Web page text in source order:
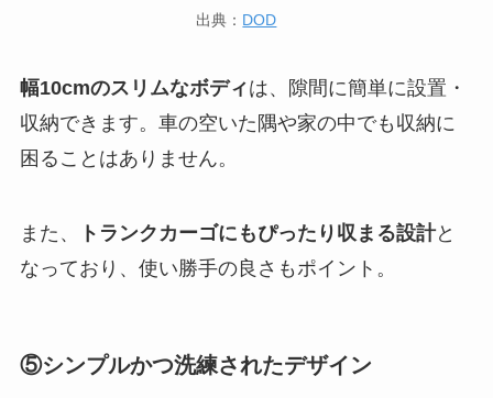
出典： DOD
幅10cmのスリムなボディは、隙間に簡単に設置・
収納できます。車の空いた隅や家の中でも収納に
困ることはありません。
また、 トランクカーゴにもぴったり収まる設計と
なっており、使い勝手の良さもポイント。
⑤シンプルかつ洗練されたデザイン